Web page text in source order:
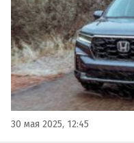
день…
30 мая 2025, 12:45